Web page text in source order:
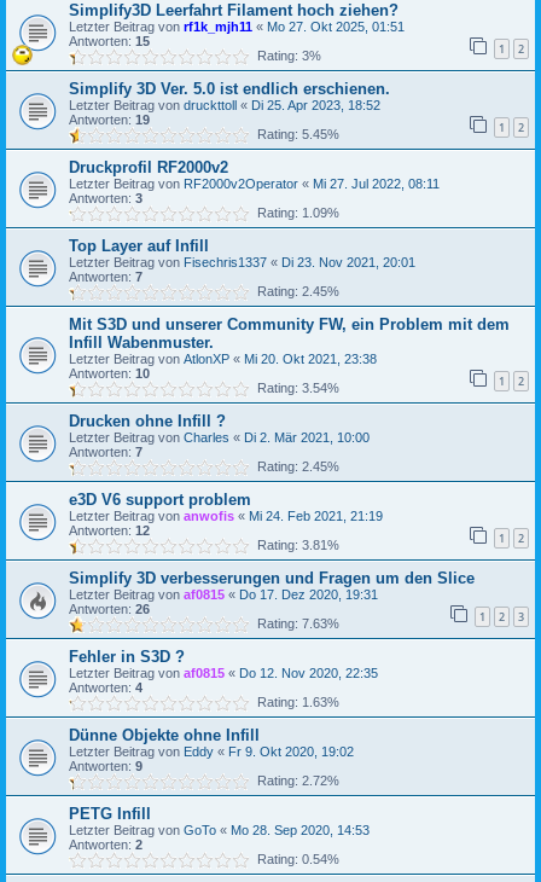
Simplify3D Leerfahrt Filament hoch ziehen?
Letzter Beitrag von rf1k_mjh11 « Mo 27. Okt 2025, 01:51
Antworten: 15 1 2
Rating: 3%
Simplify 3D Ver. 5.0 ist endlich erschienen.
Letzter Beitrag von druckttoll « Di 25. Apr 2023, 18:52
Antworten: 19 1 2
Rating: 5.45%
Druckprofil RF2000v2
Letzter Beitrag von RF2000v2Operator « Mi 27. Jul 2022, 08:11
Antworten: 3
Rating: 1.09%
Top Layer auf Infill
Letzter Beitrag von Fisechris1337 « Di 23. Nov 2021, 20:01
Antworten: 7
Rating: 2.45%
Mit S3D und unserer Community FW, ein Problem mit dem
Infill Wabenmuster.
Letzter Beitrag von AtlonXP « Mi 20. Okt 2021, 23:38
Antworten: 10 1 2
Rating: 3.54%
Drucken ohne Infill ?
Letzter Beitrag von Charles « Di 2. Mär 2021, 10:00
Antworten: 7
Rating: 2.45%
e3D V6 support problem
Letzter Beitrag von anwofis « Mi 24. Feb 2021, 21:19
Antworten: 12 1 2
Rating: 3.81%
Simplify 3D verbesserungen und Fragen um den Slice
Letzter Beitrag von af0815 « Do 17. Dez 2020, 19:31
Antworten: 26 1 2 3
Rating: 7.63%
Fehler in S3D ?
Letzter Beitrag von af0815 « Do 12. Nov 2020, 22:35
Antworten: 4
Rating: 1.63%
Dünne Objekte ohne Infill
Letzter Beitrag von Eddy « Fr 9. Okt 2020, 19:02
Antworten: 9
Rating: 2.72%
PETG Infill
Letzter Beitrag von GoTo « Mo 28. Sep 2020, 14:53
Antworten: 2
Rating: 0.54%